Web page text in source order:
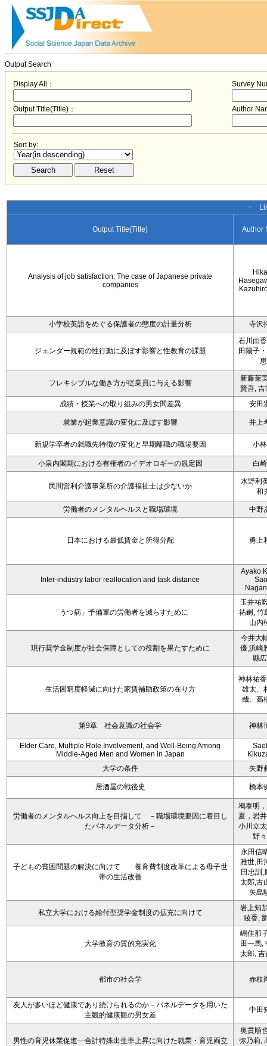
Output Search
Display All： Survey
Output Title(Title)： Author
Sort by:
−
Output Title(Title) Author
Analysis of job satisfaction: The case of Japanese private
companies
小学校英語をめぐる保護者の態度の計量分析 寺沢
ジェンダー規範の性行動に及ぼす影響と性教育の課題
石川由
田陽子
恵
フレキシブルな働き方が従業員に与える影響
新藤茉
賢吾, 吉
成績・授業への取り組みの男女間差異
安田
就業が起業意識の変化に及ぼす影響 井上
新規学卒者の就職先特徴の変化と早期離職の職場要因 小
小泉内閣期における有権者のイデオロギーの規定因 白
民間営利介護事業所の介護福祉士は少ないか
水野利
和
労働者のメンタルヘルスと職場環境 中野
日本における最低賃金と所得分配 勇上
Inter-industry labor reallocation and task distance
Ayako
「うつ病」予備軍の労働者を減らすために
玉井祐
祐嗣, 竹
山内
現行奨学金制度が社会保障としての役割を果たすために
今井大
優,浜崎
縣
生活困窮度軽減に向けた家賃補助政策の在り方
神林祐
雄太、
哉、高
第9章 社会意識の社会学 神林
Elder Care, Multiple Role Involvement, and Well-Being Among
Middle-Aged Men and Women in Japan
大学の条件
矢野
居酒屋の戦後史 橋本
労働者のメンタルヘルス向上を目指して －職場環境要因に着目し
たパネルデータ分析－
鳰泰明
夏，岩
小川立
野
子どもの貧困問題の解決に向けて 養育費制度改革による母子世
帯の生活改善
永田信
雅世,田
田忠訓,
太郎,古
矢島
私立大学における給付型奨学金制度の拡充に向けて
岩上知
綾香,
大学教育の質的充実化
嶋佳那
田一馬,
太郎, 吉
都市の社会学 赤枝
友人が多いほど健康であり続けられるのか－パネルデータを用いた
主観的健康観の男女差
中田
男性の育児休業促進―合計特殊出生率上昇に向けた就業・育児両立
奥貫順
弥乃莉,